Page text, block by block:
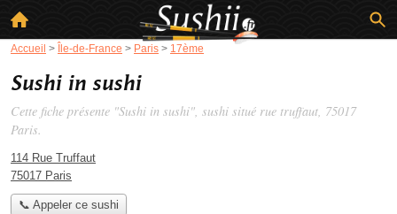
Accueil > Île-de-France > Paris > 17ème
Sushi in sushi
Cette fiche présente "Sushi in sushi", sushi situé rue truffaut, 75017
Paris.
114 Rue Truffaut
75017 Paris
📞 Appeler ce sushi